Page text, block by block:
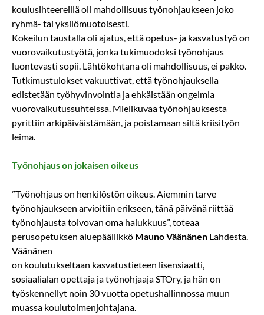
koulusihteereillä oli mahdollisuus työnohjaukseen joko
ryhmä- tai yksilömuotoisesti.
Kokeilun taustalla oli ajatus, että opetus- ja kasvatustyö on
vuorovaikutustyötä, jonka tukimuodoksi työnohjaus
luontevasti sopii. Lähtökohtana oli mahdollisuus, ei pakko.
Tutkimustulokset vakuuttivat, että työnohjauksella
edistetään työhyvinvointia ja ehkäistään ongelmia
vuorovaikutussuhteissa. Mielikuvaa työnohjauksesta
pyrittiin arkipäiväistämään, ja poistamaan siltä kriisityön
leima.
Työnohjaus on jokaisen oikeus
”Työnohjaus on henkilöstön oikeus. Aiemmin tarve
työnohjaukseen arvioitiin erikseen, tänä päivänä riittää
työnohjausta toivovan oma halukkuus”, toteaa
perusopetuksen aluepäällikkö Mauno Väänänen Lahdesta.
Väänänen
on koulutukseltaan kasvatustieteen lisensiaatti,
sosiaalialan opettaja ja työnohjaaja STOry, ja hän on
työskennellyt noin 30 vuotta opetushallinnossa muun
muassa koulutoimenjohtajana.